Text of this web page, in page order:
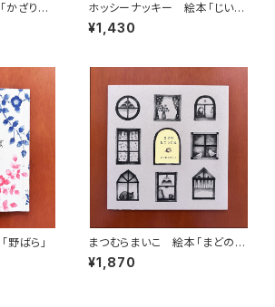
かざりま
ホッシーナッキー 絵本「じい
じ、じーっ」
¥1,430
ばら」
まつむらまいこ 絵本「まどのむ
こうには」
¥1,870